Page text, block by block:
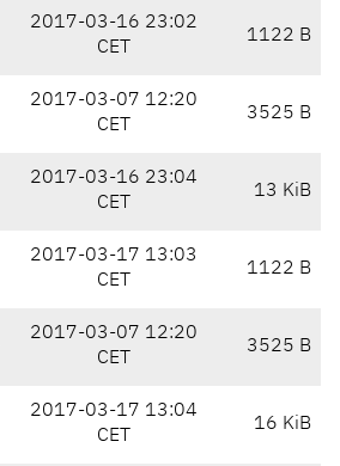
2017-03-16 23:02
CET
1122 B
2017-03-07 12:20
CET
3525 B
2017-03-16 23:04
CET
13 KiB
2017-03-17 13:03
CET
1122 B
2017-03-07 12:20
CET
3525 B
2017-03-17 13:04
CET
16 KiB